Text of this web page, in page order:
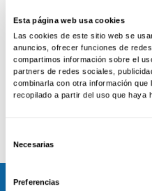
Esta página web usa cookies
Las cookies de este sitio web se
anuncios, ofrecer funciones de
compartimos información sobre el
partners de redes sociales,
combinarla con otra información
recopilado a partir del uso que haya
de
Necesarias
Preferencias
dadosa uma empresa
KÖMMERLING.
Pedir